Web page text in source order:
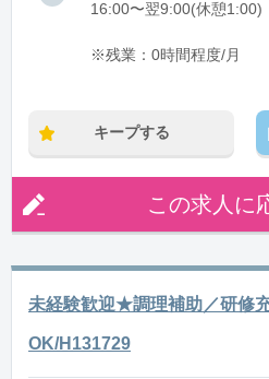
16:00〜翌9:00(休憩1:00)
※残業：0時間程度/月
キープする
この求人に
未経験歓迎★調理補助／研修
OK/H131729